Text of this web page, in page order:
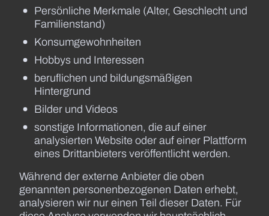
Persönliche Merkmale (Alter, Geschlecht und
Familienstand)
Konsumgewohnheiten
Hobbys und Interessen
beruflichen und bildungsmäßigen
Hintergrund
Bilder und Videos
sonstige Informationen, die auf einer
analysierten Website oder auf einer Plattform
eines Drittanbieters veröffentlicht werden.
Während der externe Anbieter die oben
genannten personenbezogenen Daten erhebt,
analysieren wir nur einen Teil dieser Daten. Für